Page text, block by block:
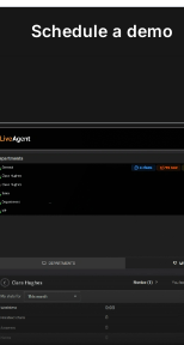
Schedule a demo